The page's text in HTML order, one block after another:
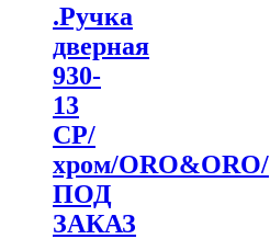
.Ручка
дверная
930-
13
CP/
хром/ORO&ORO/
ПОД
ЗАКАЗ